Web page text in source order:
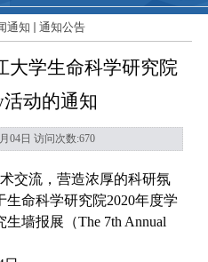
通知 通知公告
大学生命科学研究院
活动的通知
04日 访问次数:670
交流，营造浓厚的科研氛
生命科学研究院2020年度学
生墙报展（The 7th Annual